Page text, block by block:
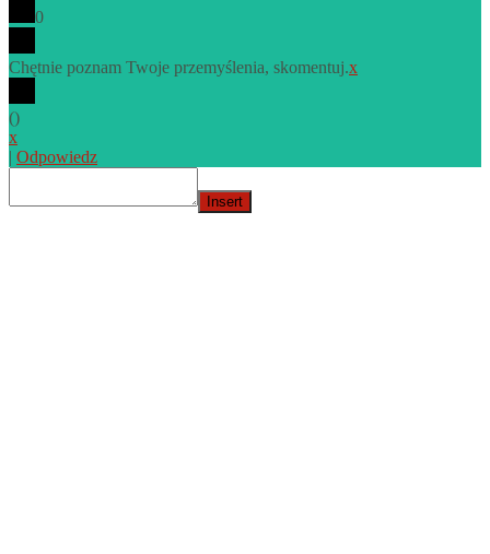
0
Chętnie poznam Twoje przemyślenia, skomentuj.x
()
x
| Odpowiedz
Insert